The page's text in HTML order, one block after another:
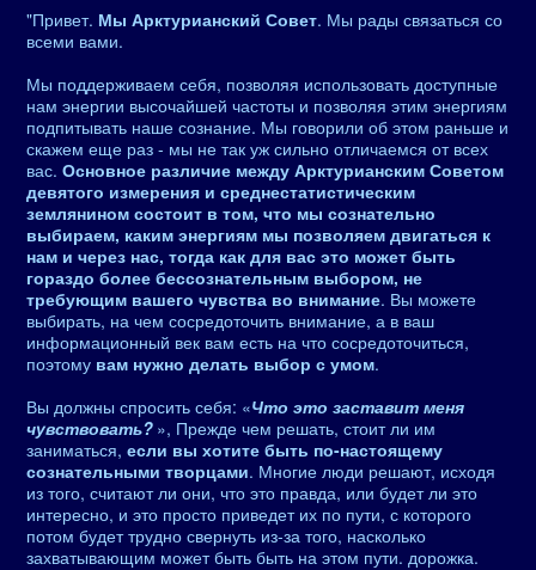
"Привет. Мы Арктурианский Совет. Мы рады связаться со
всеми вами.
Мы поддерживаем себя, позволяя использовать доступные
нам энергии высочайшей частоты и позволяя этим энергиям
подпитывать наше сознание. Мы говорили об этом раньше и
скажем еще раз - мы не так уж сильно отличаемся от всех
вас. Основное различие между Арктурианским Советом
девятого измерения и среднестатистическим
землянином состоит в том, что мы сознательно
выбираем, каким энергиям мы позволяем двигаться к
нам и через нас, тогда как для вас это может быть
гораздо более бессознательным выбором, не
требующим вашего чувства во внимание. Вы можете
выбирать, на чем сосредоточить внимание, а в ваш
информационный век вам есть на что сосредоточиться,
поэтому вам нужно делать выбор с умом.
Вы должны спросить себя: «Что это заставит меня
чувствовать? », Прежде чем решать, стоит ли им
заниматься, если вы хотите быть по-настоящему
сознательными творцами. Многие люди решают, исходя
из того, считают ли они, что это правда, или будет ли это
интересно, и это просто приведет их по пути, с которого
потом будет трудно свернуть из-за того, насколько
захватывающим может быть быть на этом пути. дорожка.